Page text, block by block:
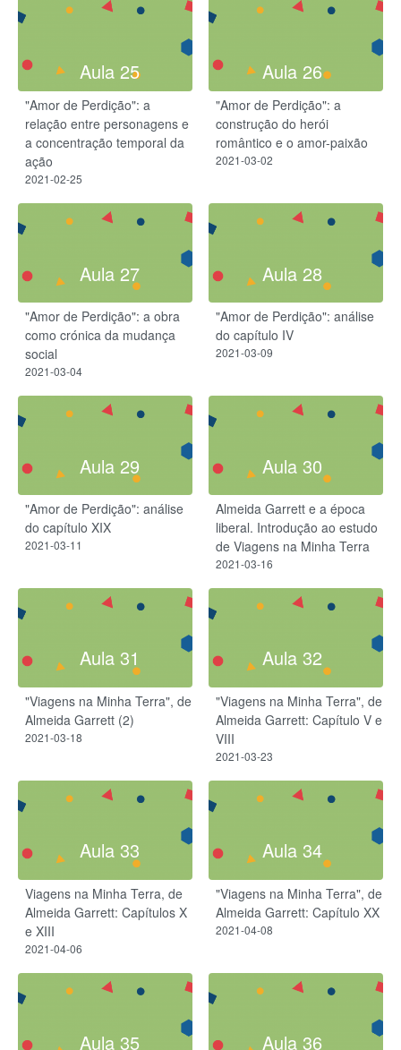
Aula 25
"Amor de Perdição": a
relação entre personagens e
a concentração temporal da
ação
2021-02-25
Aula 26
"Amor de Perdição": a
construção do herói
romântico e o amor-paixão
2021-03-02
Aula 27
"Amor de Perdição": a obra
como crónica da mudança
social
2021-03-04
Aula 28
"Amor de Perdição": análise
do capítulo IV
2021-03-09
Aula 29
"Amor de Perdição": análise
do capítulo XIX
2021-03-11
Aula 30
Almeida Garrett e a época
liberal. Introdução ao estudo
de Viagens na Minha Terra
2021-03-16
Aula 31
"Viagens na Minha Terra", de
Almeida Garrett (2)
2021-03-18
Aula 32
"Viagens na Minha Terra", de
Almeida Garrett: Capítulo V e
VIII
2021-03-23
Aula 33
Viagens na Minha Terra, de
Almeida Garrett: Capítulos X
e XIII
2021-04-06
Aula 34
"Viagens na Minha Terra", de
Almeida Garrett: Capítulo XX
2021-04-08
Aula 35 Aula 36